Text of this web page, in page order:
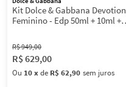
Kit Dolce & Gabbana Devotion
Feminino - Edp 50ml + 10ml +
R$949,00
R$629,00
Ou 10xde R$ 62,90 sem juros